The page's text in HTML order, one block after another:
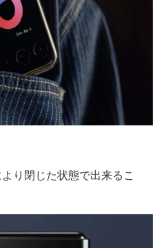
り閉じた状態で出来るこ